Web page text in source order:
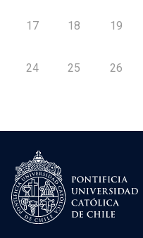
17 18 19
24 25 26